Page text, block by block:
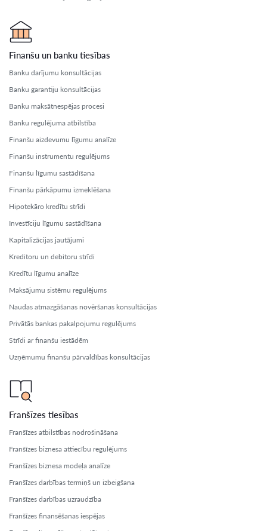
Finanšu un banku tiesības
Banku darījumu konsultācijas
Banku garantiju konsultācijas
Banku maksātnespējas procesi
Banku regulējuma atbilstība
Finanšu aizdevumu līgumu analīze
Finanšu instrumentu regulējums
Finanšu līgumu sastādīšana
Finanšu pārkāpumu izmeklēšana
Hipotekāro kredītu strīdi
Investīciju līgumu sastādīšana
Kapitalizācijas jautājumi
Kreditoru un debitoru strīdi
Kredītu līgumu analīze
Maksājumu sistēmu regulējums
Naudas atmazgāšanas novēršanas konsultācijas
Privātās bankas pakalpojumu regulējums
Strīdi ar finanšu iestādēm
Uzņēmumu finanšu pārvaldības konsultācijas
Franšīzes tiesības
Franšīzes atbilstības nodrošināšana
Franšīzes biznesa attiecību regulējums
Franšīzes biznesa modeļa analīze
Franšīzes darbības termiņš un izbeigšana
Franšīzes darbības uzraudzība
Franšīzes finansēšanas iespējas